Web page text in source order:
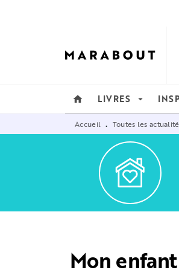
home LIVRES arrow_drop_down
Accueil • Toutes les
Mon